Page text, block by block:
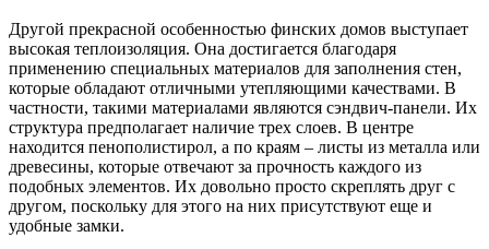
Другой прекрасной особенностью финских домов выступает
высокая теплоизоляция. Она достигается благодаря
применению специальных материалов для заполнения стен,
которые обладают отличными утепляющими качествами. В
частности, такими материалами являются сэндвич-панели. Их
структура предполагает наличие трех слоев. В центре
находится пенополистирол, а по краям – листы из металла или
древесины, которые отвечают за прочность каждого из
подобных элементов. Их довольно просто скреплять друг с
другом, поскольку для этого на них присутствуют еще и
удобные замки.